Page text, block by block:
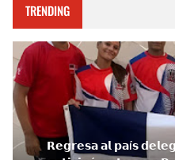
TRENDING
𝗥𝗲𝗴𝗿𝗲𝘀𝗮 𝗮𝗹 𝗽𝗮í𝘀